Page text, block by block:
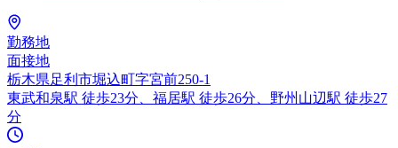
勤務地
面接地
栃木県足利市堀込町字宮前250-1
東武和泉駅 徒歩23分、福居駅 徒歩26分、野州山辺駅 徒歩27
分